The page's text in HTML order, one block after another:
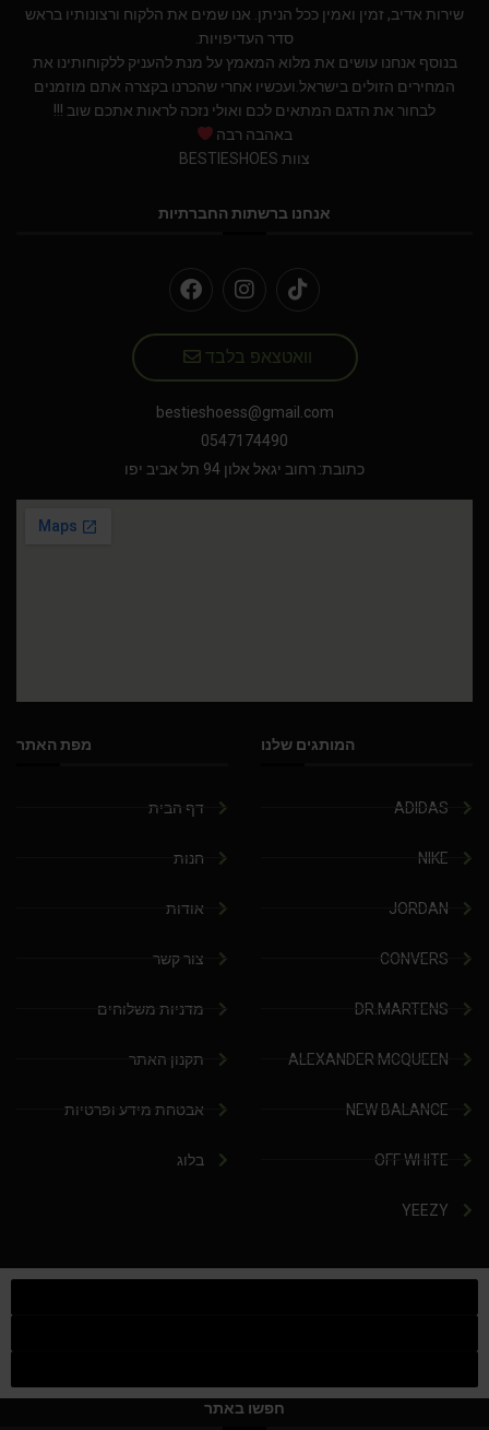
שירות אדיב, זמין ואמין ככל הניתן. אנו שמים את הלקוח ורצונותיו בראש
סדר העדיפויות.
בנוסף אנחנו עושים את מלוא המאמץ על מנת להעניק ללקוחותינו את
המחירים הזולים בישראל.ועכשיו אחרי שהכרנו בקצרה אתם מוזמנים
לבחור את הדגם המתאים לכם ואולי נזכה לראות אתכם שוב !!!
באהבה רבה
צוות BESTIESHOES
אנחנו ברשתות החברתיות
וואטצאפ בלבד
bestieshoess@gmail.com
0547174490
כתובת: רחוב יגאל אלון 94 תל אביב יפו
המותגים שלנו
ADIDAS
NIKE
JORDAN
CONVERS
DR.MARTENS
ALEXANDER MCQUEEN
NEW BALANCE
OFF WHITE
YEEZY
מפת האתר
דף הבית
חנות
אודות
צור קשר
מדניות משלוחים
תקנון האתר
אבטחת מידע ופרטיות
בלוג
חפשו באתר